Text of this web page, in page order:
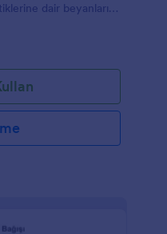
dair beyanlarını